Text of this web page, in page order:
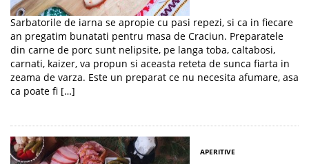
Sarbatorile de iarna se apropie cu pasi repezi, si ca in fiecare
an pregatim bunatati pentru masa de Craciun. Preparatele
din carne de porc sunt nelipsite, pe langa toba, caltabosi,
carnati, kaizer, va propun si aceasta reteta de sunca fiarta in
zeama de varza. Este un preparat ce nu necesita afumare, asa
ca poate fi […]
APERITIVE